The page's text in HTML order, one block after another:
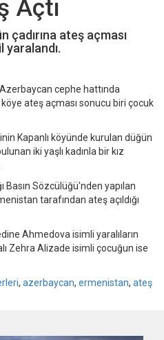
Açtı
çadırına ateş açması
cephe hattında
ateş açması sonucu biri çocuk
Kapanlı köyünde kurulan düğün
iki yaşlı kadınla bir kız
Basın Sözcülüğü'nden yapılan
tarafından ateş açıldığı
Ahmedova isimli yaralıların
Zehra Alizade isimli çocuğun ise
, azerbaycan, ermenistan, ateş